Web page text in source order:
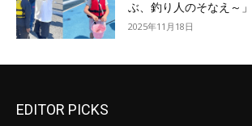
ぶ、釣り人のそなえ～
2025年11月18日
EDITOR PICKS